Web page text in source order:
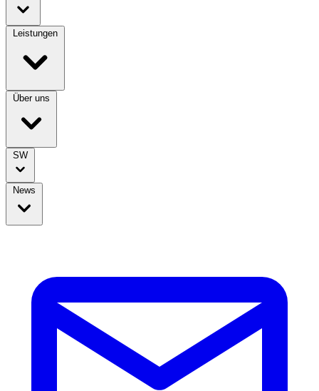
Leistungen
Über uns
SW
News